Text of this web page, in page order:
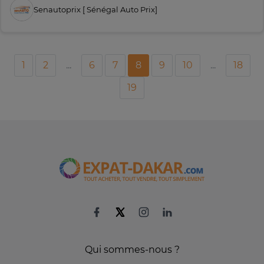
Senautoprix [ Sénégal Auto Prix]
1 2 ... 6 7 8 9 10 ...
18
19
Qui sommes-nous ?